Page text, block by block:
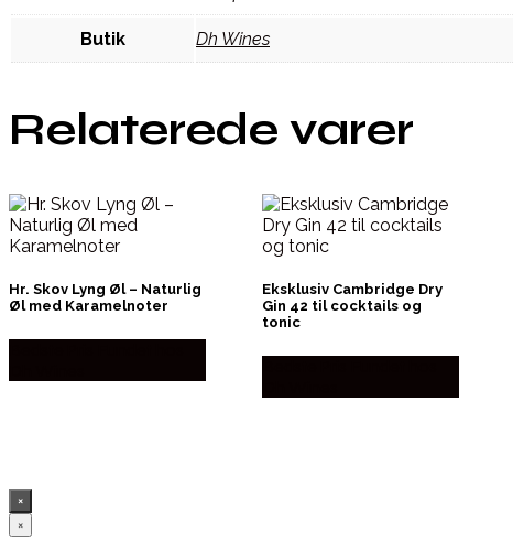
Butik Dh Wines
Relaterede varer
Hr. Skov Lyng Øl – Naturlig
Øl med Karamelnoter
Eksklusiv Cambridge Dry
Gin 42 til cocktails og
tonic
×
×